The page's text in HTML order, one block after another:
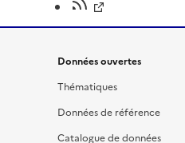
Données ouvertes
Thématiques
Données de référence
Catalogue de données